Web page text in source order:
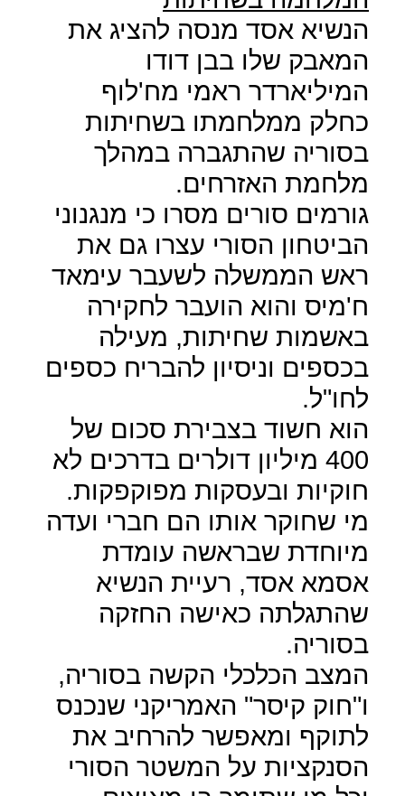
הנשיא אסד מנסה להציג את
המאבק שלו בבן דודו
המיליארדר ראמי מח'לוף
כחלק ממלחמתו בשחיתות
בסוריה שהתגברה במהלך
מלחמת האזרחים.
גורמים סורים מסרו כי מנגנוני
הביטחון הסורי עצרו גם את
ראש הממשלה לשעבר עימאד
ח'מיס והוא הועבר לחקירה
באשמות שחיתות, מעילה
בכספים וניסיון להבריח כספים
לחו"ל.
הוא חשוד בצבירת סכום של
400 מיליון דולרים בדרכים לא
חוקיות ובעסקות מפוקפקות.
מי שחוקר אותו הם חברי ועדה
מיוחדת שבראשה עומדת
אסמא אסד, רעיית הנשיא
שהתגלתה כאישה החזקה
בסוריה.
המצב הכלכלי הקשה בסוריה,
ו"חוק קיסר" האמריקני שנכנס
לתוקף ומאפשר להרחיב את
הסנקציות על המשטר הסורי